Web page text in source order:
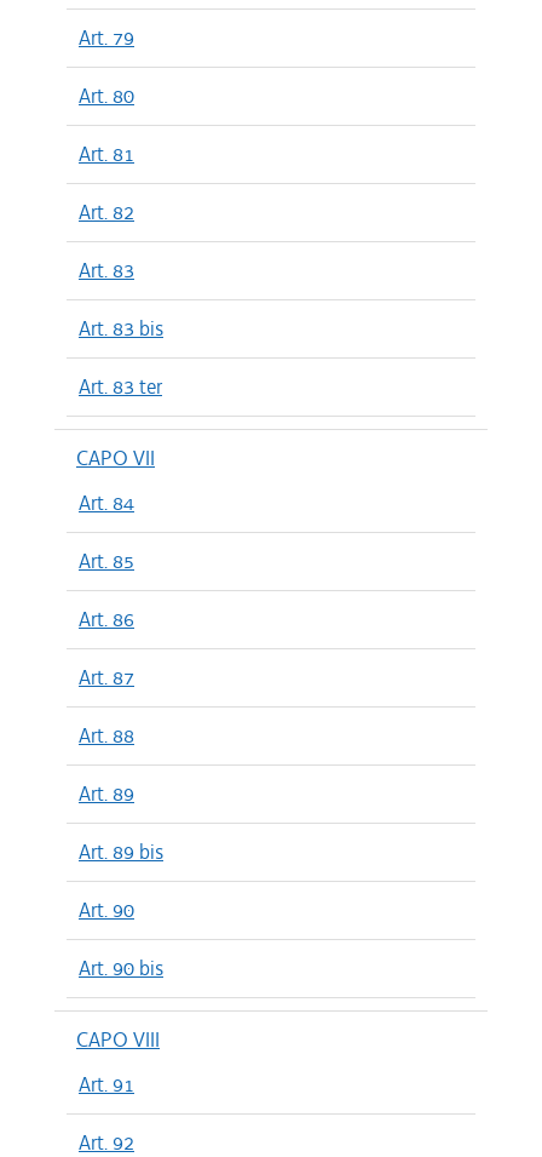
Art. 79
Art. 80
Art. 81
Art. 82
Art. 83
Art. 83 bis
Art. 83 ter
CAPO VII
Art. 84
Art. 85
Art. 86
Art. 87
Art. 88
Art. 89
Art. 89 bis
Art. 90
Art. 90 bis
CAPO VIII
Art. 91
Art. 92